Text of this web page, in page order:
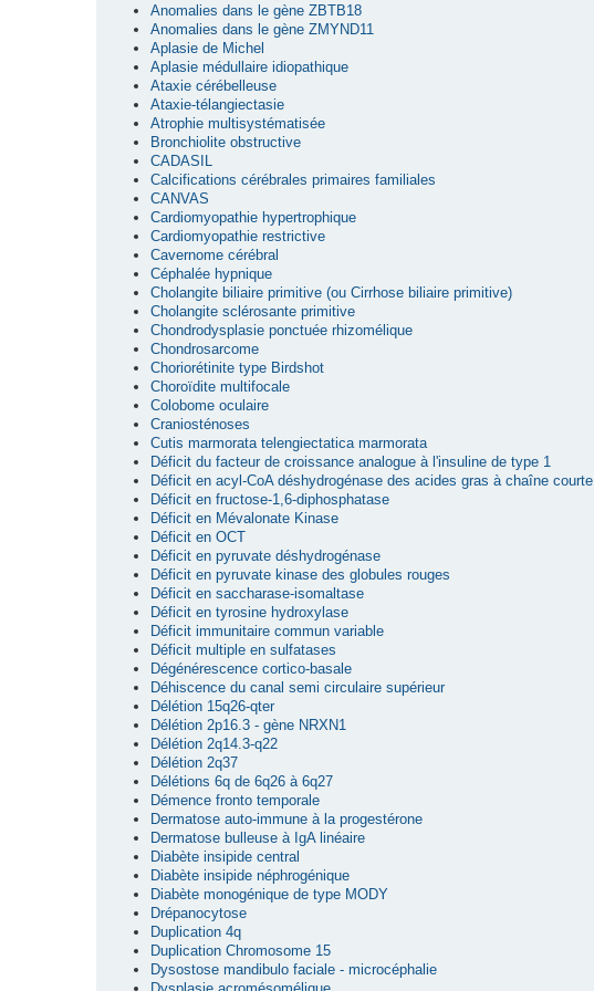
Anomalies dans le gène ZBTB18
Anomalies dans le gène ZMYND11
Aplasie de Michel
Aplasie médullaire idiopathique
Ataxie cérébelleuse
Ataxie-télangiectasie
Atrophie multisystématisée
Bronchiolite obstructive
CADASIL
Calcifications cérébrales primaires familiales
CANVAS
Cardiomyopathie hypertrophique
Cardiomyopathie restrictive
Cavernome cérébral
Céphalée hypnique
Cholangite biliaire primitive (ou Cirrhose biliaire primitive)
Cholangite sclérosante primitive
Chondrodysplasie ponctuée rhizomélique
Chondrosarcome
Choriorétinite type Birdshot
Choroïdite multifocale
Colobome oculaire
Craniosténoses
Cutis marmorata telengiectatica marmorata
Déficit du facteur de croissance analogue à l'insuline de type 1
Déficit en acyl-CoA déshydrogénase des acides gras à chaîne courte
Déficit en fructose-1,6-diphosphatase
Déficit en Mévalonate Kinase
Déficit en OCT
Déficit en pyruvate déshydrogénase
Déficit en pyruvate kinase des globules rouges
Déficit en saccharase-isomaltase
Déficit en tyrosine hydroxylase
Déficit immunitaire commun variable
Déficit multiple en sulfatases
Dégénérescence cortico-basale
Déhiscence du canal semi circulaire supérieur
Délétion 15q26-qter
Délétion 2p16.3 - gène NRXN1
Délétion 2q14.3-q22
Délétion 2q37
Délétions 6q de 6q26 à 6q27
Démence fronto temporale
Dermatose auto-immune à la progestérone
Dermatose bulleuse à IgA linéaire
Diabète insipide central
Diabète insipide néphrogénique
Diabète monogénique de type MODY
Drépanocytose
Duplication 4q
Duplication Chromosome 15
Dysostose mandibulo faciale - microcéphalie